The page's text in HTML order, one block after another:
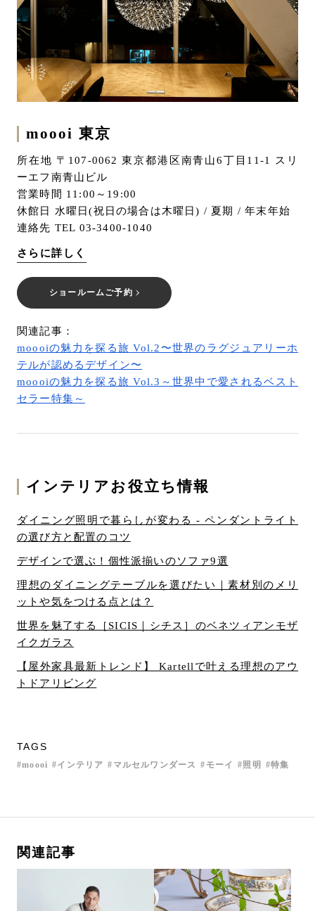
moooi 東京
所在地 〒107-0062 東京都港区南青山6丁目11-1 スリ
ーエフ南青山ビル
営業時間 11:00～19:00
休館日 水曜日(祝日の場合は木曜日) / 夏期 / 年末年始
連絡先 TEL 03-3400-1040
さらに詳しく
ショールームご予約
関連記事：
moooiの魅力を探る旅 Vol.2〜世界のラグジュアリーホ
テルが認めるデザイン〜
moooiの魅力を探る旅 Vol.3～世界中で愛されるベスト
セラー特集～
インテリアお役立ち情報
ダイニング照明で暮らしが変わる - ペンダントライト
の選び方と配置のコツ
デザインで選ぶ！個性派揃いのソファ9選
理想のダイニングテーブルを選びたい｜素材別のメリ
ットや気をつける点とは？
世界を魅了する［SICIS｜シチス］のベネツィアンモザ
イクガラス
【屋外家具最新トレンド】 Kartellで叶える理想のアウ
トドアリビング
TAGS
moooi インテリア マルセルワンダース モーイ 照明 特集
関連記事